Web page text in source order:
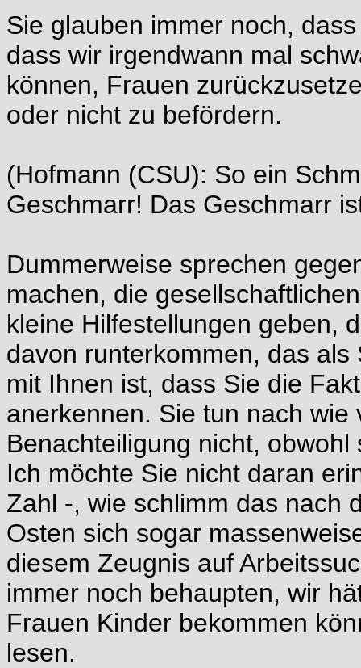
Sie glauben immer noch,
dass wir irgendwann mal
können, Frauen
oder nicht zu befördern.
(Hofmann (CSU): So ein
Geschmarr! Das Geschmarr
Dummerweise sprechen
machen, die
kleine Hilfestellungen geben,
davon runterkommen, das
mit Ihnen ist, dass Sie die
anerkennen. Sie tun nach
Benachteiligung nicht,
Ich möchte Sie nicht daran
Zahl -, wie schlimm das nach
Osten sich sogar
diesem Zeugnis auf
immer noch behaupten, wir
Frauen Kinder bekommen
lesen.